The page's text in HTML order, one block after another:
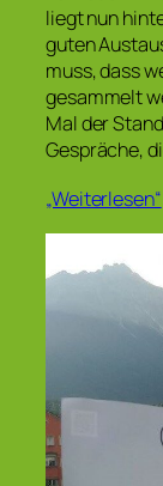
liegt nun
guten
muss, dass
gesammelt
Mal der
Gespräche,
„Weiterlesen“